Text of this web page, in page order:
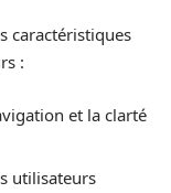
caractéristiques
:
et la clarté
utilisateurs